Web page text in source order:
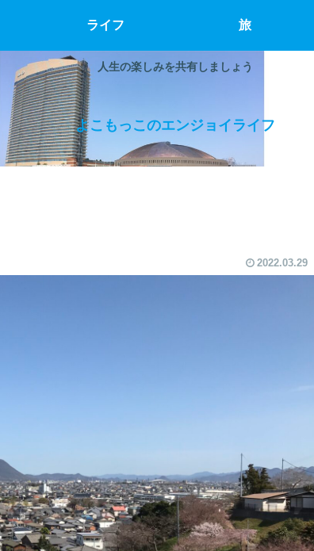
人生の楽しみを共有しましょう
よこもっこのエンジョイライフ
ライフ 旅
2022.03.29